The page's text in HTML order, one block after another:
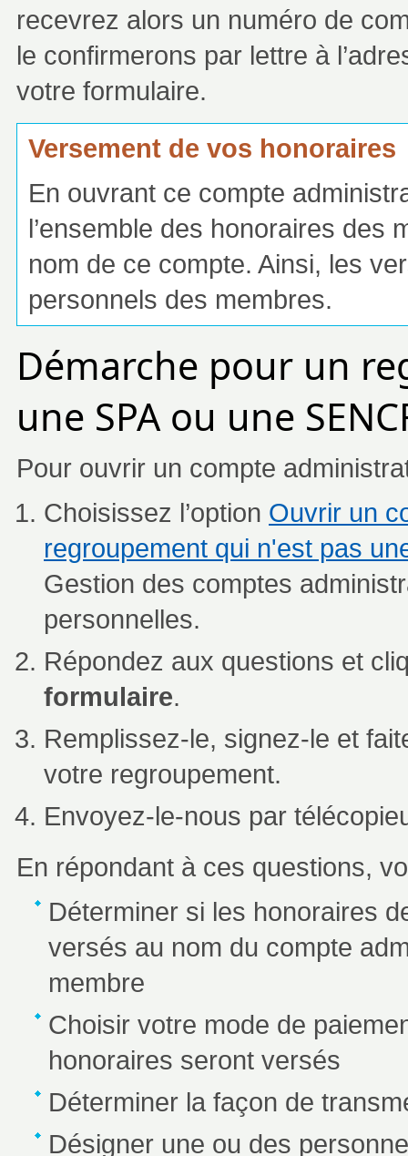
recevrez alors un numéro de
le confirmerons par lettre à
votre formulaire.
Versement de vos honoraires
En ouvrant ce compte
l’ensemble des honoraires des
nom de ce compte. Ainsi, les
personnels des membres.
Démarche pour un
une SPA ou une
Pour ouvrir un compte
Choisissez l’option Ouvrir un
regroupement qui n'est pas
Gestion des comptes
personnelles.
Répondez aux questions et
formulaire.
Remplissez-le, signez-le et
votre regroupement.
Envoyez-le-nous par
En répondant à ces questions,
Déterminer si les honoraires
versés au nom du compte
membre
Choisir votre mode de
honoraires seront versés
Déterminer la façon de
Désigner une ou des